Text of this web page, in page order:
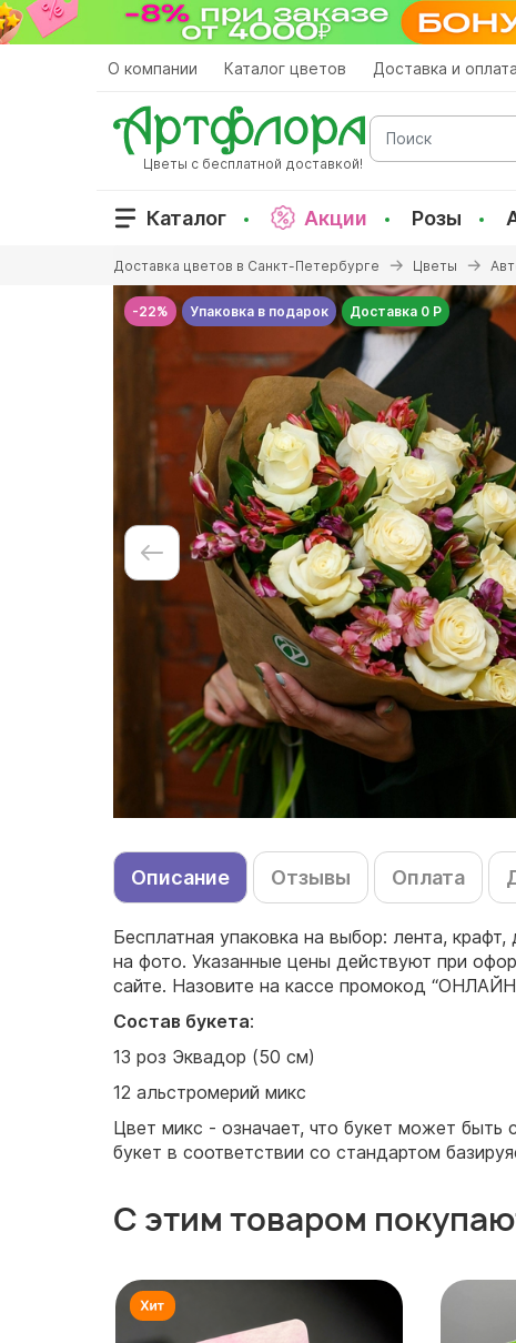
Перейти
к
О компании Каталог цветов Доставка и оплата
Цветы с бесплатной доставкой!
Поиск
Каталог Акции Розы
здесь
Доставка цветов в Санкт-Петербурге Цветы
-22% Упаковка в подарок Доставка 0 Р
Описание Отзывы Оплата
Бесплатная упаковка на выбор: лента,
на фото. Указанные цены действуют при
сайте. Назовите на кассе промокод
Состав букета:
13 роз Эквадор (50 см)
12 альстромерий микс
Цвет микс - означает, что букет может
букет в соответствии со стандартом
С этим товаром